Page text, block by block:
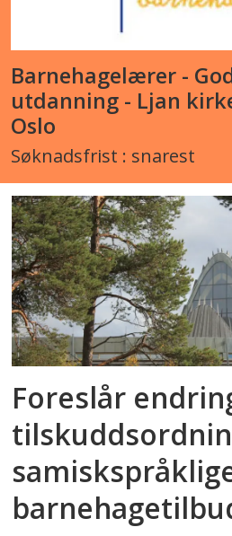
Barnehagelærer -
utdanning - Ljan
Oslo
Søknadsfrist : snarest
Foreslår